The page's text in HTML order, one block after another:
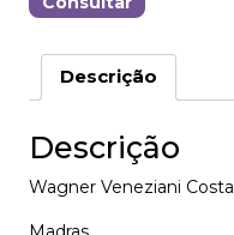
Descrição
Descrição
Wagner Veneziani Costa